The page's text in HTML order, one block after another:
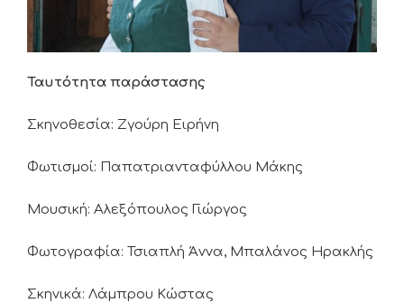
Ταυτότητα παράστασης
Σκηνοθεσία: Ζγούρη Ειρήνη
Φωτισμοί: Παπατριανταφύλλου Μάκης
Μουσική: Αλεξόπουλος Γιώργος
Φωτογραφία: Τσιαπλή Άννα, Μπαλάνος Ηρακλής
Σκηνικά: Λάμπρου Κώστας